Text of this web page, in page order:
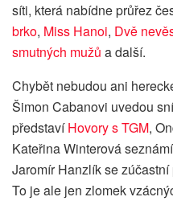
síti, která nabídne průřez
brko, Miss Hanoi, Dvě
smutných mužů a další.
Chybět nebudou ani
Šimon Cabanovi uvedou
představíHovory s TGM,
Kateřina Winterová
Jaromír Hanzlík se
To je ale jen zlomek